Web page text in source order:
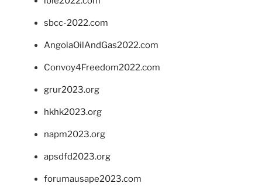
sbcc-2022.com
AngolaOilAndGas2022.com
Convoy4Freedom2022.com
grur2023.org
hkhk2023.org
napm2023.org
apsdfd2023.org
forumausape2023.com